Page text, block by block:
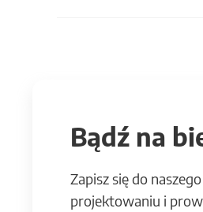
Bądź na
Zapisz się do
projektowaniu i